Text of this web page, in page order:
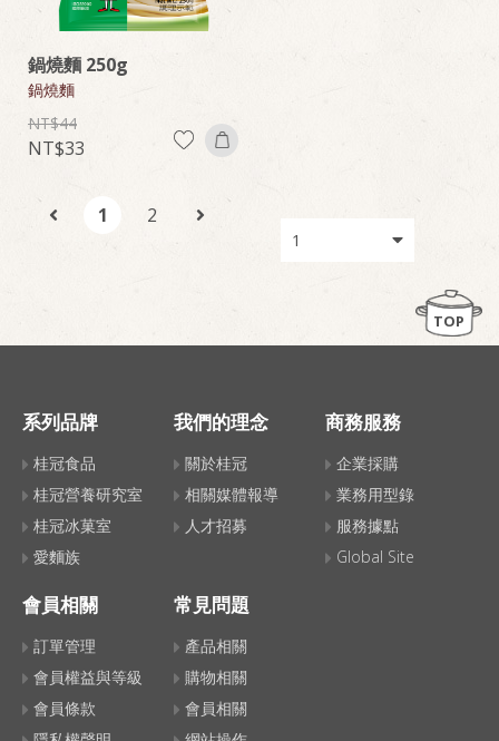
鍋燒麵 250g
鍋燒麵
44
33
1 2
TOP
系列品牌
桂冠食品
桂冠營養研究室
桂冠冰菓室
愛麵族
我們的理念
關於桂冠
相關媒體報導
人才招募
商務服務
企業採購
業務用型錄
服務據點
Global Site
會員相關
訂單管理
會員權益與等級
會員條款
常見問題
產品相關
購物相關
會員相關